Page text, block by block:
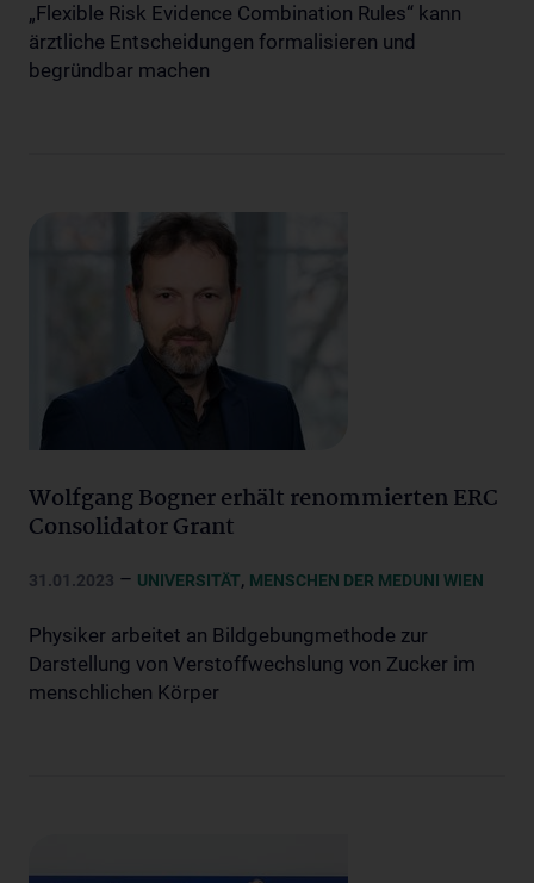
„Flexible Risk Evidence Combination Rules“ kann
ärztliche Entscheidungen formalisieren und
begründbar machen
Wolfgang Bogner erhält renommierten ERC
Consolidator Grant
31.01.2023 – UNIVERSITÄT, MENSCHEN DER MEDUNI WIEN
Physiker arbeitet an Bildgebungmethode zur
Darstellung von Verstoffwechslung von Zucker im
menschlichen Körper